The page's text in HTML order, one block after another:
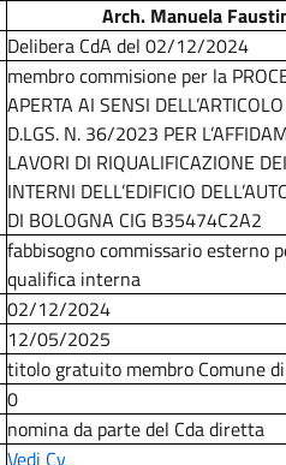
Arch. Manuela
Delibera CdA del 02/12/2024
membro commisione per la
APERTA AI SENSI
D.LGS. N. 36/2023 PER
LAVORI DI RIQUALIFICAZIONE
INTERNI DELL’EDIFICIO
DI BOLOGNA CIG B35474C2A2
fabbisogno commissario esterno
qualifica interna
02/12/2024
12/05/2025
titolo gratuito membro Comune
0
nomina da parte del Cda diretta
Vedi Cv